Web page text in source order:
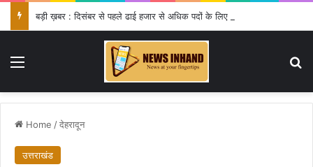
बड़ी ख़बर : दिसंबर से पहले ढाई हजार से अधिक पदों के लिए भरे जाएंगे फार्म
Menu
Home /देहरादून
उत्तराखंड